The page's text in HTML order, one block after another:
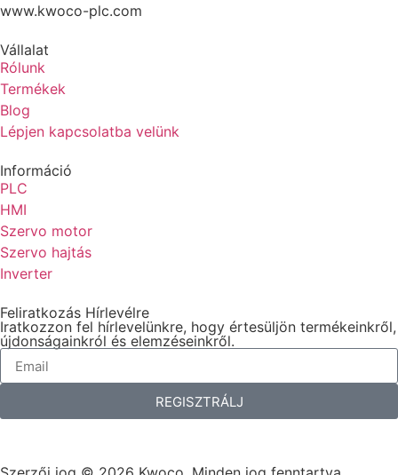
www.kwoco-plc.com
Vállalat
Rólunk
Termékek
Blog
Lépjen kapcsolatba velünk
Információ
PLC
HMI
Szervo motor
Szervo hajtás
Inverter
Feliratkozás Hírlevélre
Iratkozzon fel hírlevelünkre, hogy értesüljön termékeinkről,
újdonságainkról és elemzéseinkről.
REGISZTRÁLJ